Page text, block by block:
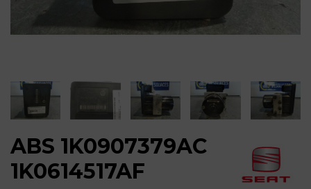
ABS 1K0907379AC
1K0614517AF